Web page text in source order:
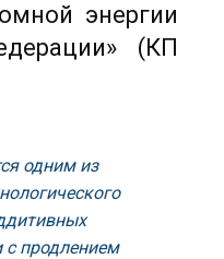
энергии
(КП
одним из
с продлением